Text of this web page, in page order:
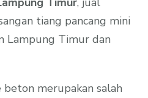
tiang pancang mini
Lampung Timur dan
merupakan salah